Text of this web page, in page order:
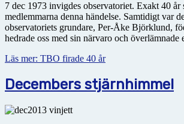
7 dec 1973 invigdes observatoriet. Exakt 40 år
medlemmarna denna händelse. Samtidigt var
observatoriets grundare, Per-Åke Björklund,
hedrade oss med sin närvaro och överlämnade
Läs mer: TBO firade 40 år
Decembers stjärnhimmel